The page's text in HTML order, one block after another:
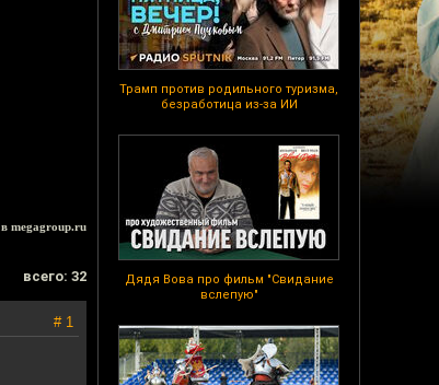
Трамп против родильного туризма,
безработица из-за ИИ
Дядя Вова про фильм "Свидание
вслепую"
в megagroup.ru
всего: 32
# 1